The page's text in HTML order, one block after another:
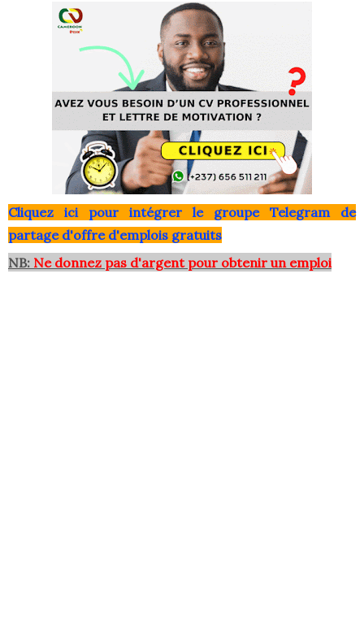
Cliquez ici pour intégrer le groupe Telegram de
partage d'offre d'emplois gratuits
NB: Ne donnez pas d'argent pour obtenir un emploi